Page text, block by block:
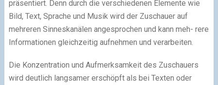
präsentiert. Denn durch die verschiedenen Elemente wie
Bild, Text, Sprache und Musik wird der Zuschauer auf
mehreren Sinneskanälen angesprochen und kann meh- rere
Informationen gleichzeitig aufnehmen und verarbeiten.
Die Konzentration und Aufmerksamkeit des Zuschauers
wird deutlich langsamer erschöpft als bei Texten oder